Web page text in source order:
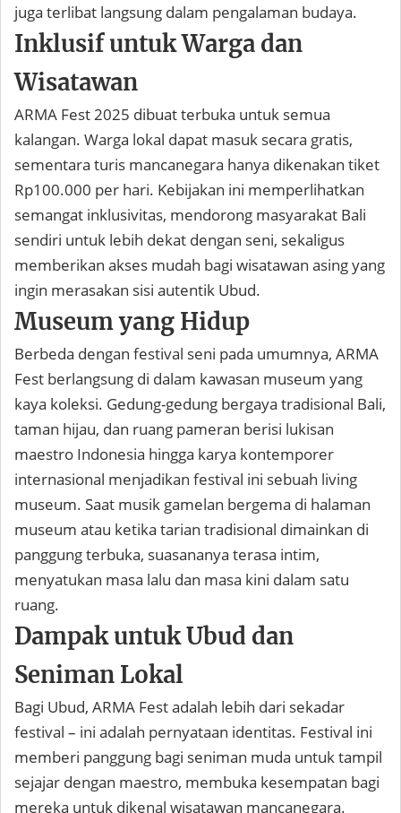
juga terlibat langsung dalam pengalaman budaya.
Inklusif untuk Warga dan
Wisatawan
ARMA Fest 2025 dibuat terbuka untuk semua
kalangan. Warga lokal dapat masuk secara gratis,
sementara turis mancanegara hanya dikenakan tiket
Rp100.000 per hari. Kebijakan ini memperlihatkan
semangat inklusivitas, mendorong masyarakat Bali
sendiri untuk lebih dekat dengan seni, sekaligus
memberikan akses mudah bagi wisatawan asing yang
ingin merasakan sisi autentik Ubud.
Museum yang Hidup
Berbeda dengan festival seni pada umumnya, ARMA
Fest berlangsung di dalam kawasan museum yang
kaya koleksi. Gedung-gedung bergaya tradisional Bali,
taman hijau, dan ruang pameran berisi lukisan
maestro Indonesia hingga karya kontemporer
internasional menjadikan festival ini sebuah living
museum. Saat musik gamelan bergema di halaman
museum atau ketika tarian tradisional dimainkan di
panggung terbuka, suasananya terasa intim,
menyatukan masa lalu dan masa kini dalam satu
ruang.
Dampak untuk Ubud dan
Seniman Lokal
Bagi Ubud, ARMA Fest adalah lebih dari sekadar
festival – ini adalah pernyataan identitas. Festival ini
memberi panggung bagi seniman muda untuk tampil
sejajar dengan maestro, membuka kesempatan bagi
mereka untuk dikenal wisatawan mancanegara.